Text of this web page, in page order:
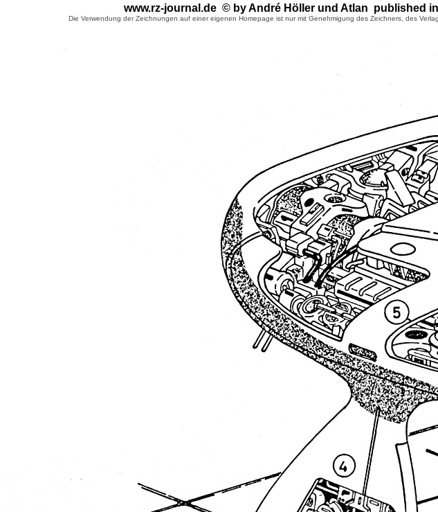
www.rz-journal.de © by André Höller und Atlan published
Die Verwendung der Zeichnungen auf einer eigenen Homepage ist nur mit Genehmigung des Zeichners, des